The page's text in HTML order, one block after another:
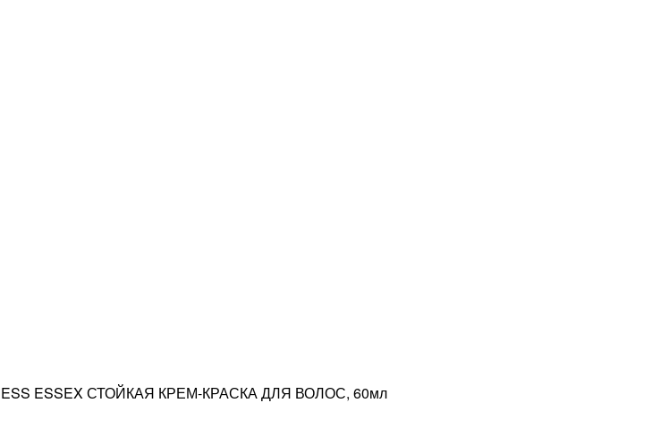
ESSEX СТОЙКАЯ КРЕМ-КРАСКА ДЛЯ ВОЛОС, 60мл